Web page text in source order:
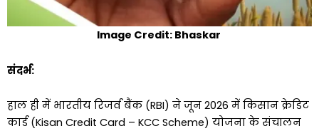
Image Credit: Bhaskar
संदर्भ:
हाल ही में भारतीय रिजर्व बैंक (RBI) ने जून 2026 में किसान क्रेडिट
कार्ड (Kisan Credit Card – KCC Scheme) योजना के संचालन